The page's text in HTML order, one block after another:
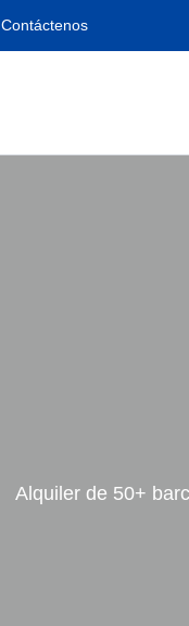
Contáctenos
Alquiler de 50+